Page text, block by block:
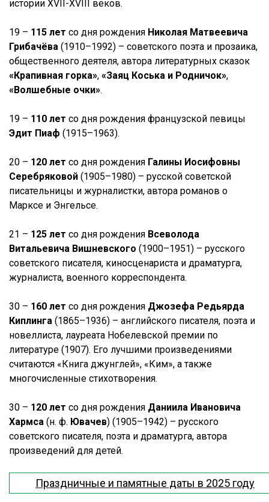
истории XVII-XVIII веков.
19 – 115 лет со дня рождения Николая Матвеевича
Грибачёва (1910–1992) – советского поэта и прозаика,
общественного деятеля, автора литературных сказок
«Крапивная горка», «Заяц Коська и Родничок»,
«Волшебные очки».
19 – 110 лет со дня рождения французской певицы
Эдит Пиаф (1915–1963).
20 – 120 лет со дня рождения Галины Иосифовны
Серебряковой (1905–1980) – русской советской
писательницы и журналистки, автора романов о
Марксе и Энгельсе.
21 – 125 лет со дня рождения Всеволода
Витальевича Вишневского (1900–1951) – русского
советского писателя, киносценариста и драматурга,
журналиста, военного корреспондента.
30 – 160 лет со дня рождения Джозефа Редьярда
Киплинга (1865–1936) – английского писателя, поэта и
новеллиста, лауреата Нобелевской премии по
литературе (1907). Его лучшими произведениями
считаются «Книга джунглей», «Ким», а также
многочисленные стихотворения.
30 – 120 лет со дня рождения Даниила Ивановича
Хармса (н. ф. Ювачев) (1905–1942) – русского
советского писателя, поэта и драматурга, автора
произведений для детей.
Праздничные и памятные даты в 2025 году